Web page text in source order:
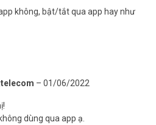
không, bật/tắt qua app hay như
– 01/06/2022
dùng qua app ạ.